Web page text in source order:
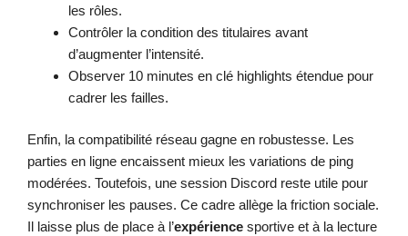
les rôles.
Contrôler la condition des titulaires avant
d’augmenter l’intensité.
Observer 10 minutes en clé highlights étendue pour
cadrer les failles.
Enfin, la compatibilité réseau gagne en robustesse. Les
parties en ligne encaissent mieux les variations de ping
modérées. Toutefois, une session Discord reste utile pour
synchroniser les pauses. Ce cadre allège la friction sociale.
Il laisse plus de place à l’expérience sportive et à la lecture